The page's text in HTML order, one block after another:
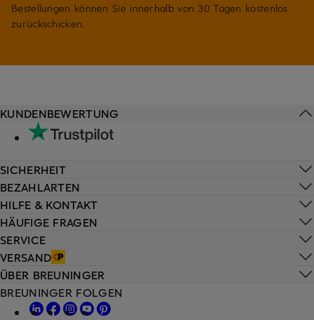
Bestellungen können Sie innerhalb von 30 Tagen kostenlos
zurückschicken.
HILFE & KONTAKT
HÄUFIGE FRAGEN
SERVICE
VERSAND
KUNDENBEWERTUNG
SICHERHEIT
BEZAHLARTEN
ÜBER BREUNINGER
BREUNINGER FOLGEN